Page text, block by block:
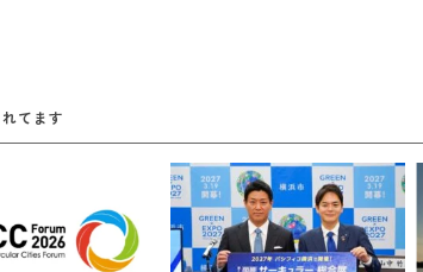
てます